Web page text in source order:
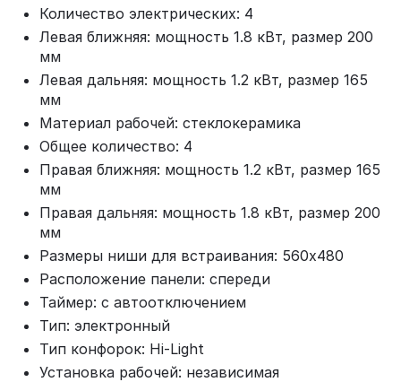
Количество электрических: 4
Левая ближняя: мощность 1.8 кВт, размер 200
мм
Левая дальняя: мощность 1.2 кВт, размер 165
мм
Материал рабочей: стеклокерамика
Общее количество: 4
Правая ближняя: мощность 1.2 кВт, размер 165
мм
Правая дальняя: мощность 1.8 кВт, размер 200
мм
Размеры ниши для встраивания: 560x480
Расположение панели: спереди
Таймер: с автоотключением
Тип: электронный
Тип конфорок: Hi-Light
Установка рабочей: независимая